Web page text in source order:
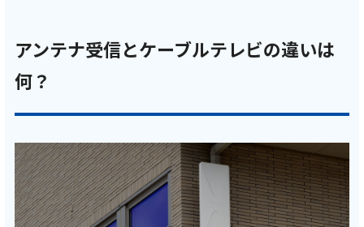
アンテナ受信とケーブルテレビの違いは
何？